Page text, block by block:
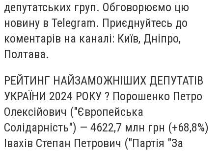
депутатських груп. Обговорюємо цю
новину в Telegram. Приєднуйтесь до
коментарів на каналі: Київ, Дніпро,
Полтава.
РЕЙТИНГ НАЙЗАМОЖНІШИХ ДЕПУТАТІВ
УКРАЇНИ 2024 РОКУ ? Порошенко Петро
Олексійович ("Європейська
Солідарність") — 4622,7 млн грн (+68,8%)
Івахів Степан Петрович ("Партія "За